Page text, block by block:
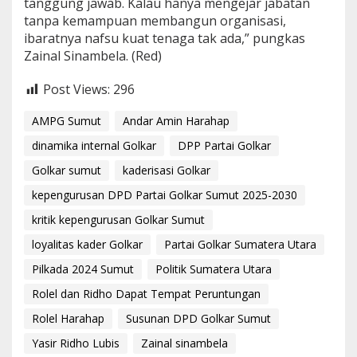
tanpa kemampuan membangun organisasi,
ibaratnya nafsu kuat tenaga tak ada,” pungkas
Zainal Sinambela. (Red)
Post Views: 296
AMPG Sumut
Andar Amin Harahap
dinamika internal Golkar
DPP Partai Golkar
Golkar sumut
kaderisasi Golkar
kepengurusan DPD Partai Golkar Sumut 2025-2030
kritik kepengurusan Golkar Sumut
loyalitas kader Golkar
Partai Golkar Sumatera Utara
Pilkada 2024 Sumut
Politik Sumatera Utara
Rolel dan Ridho Dapat Tempat Peruntungan
Rolel Harahap
Susunan DPD Golkar Sumut
Yasir Ridho Lubis
Zainal sinambela